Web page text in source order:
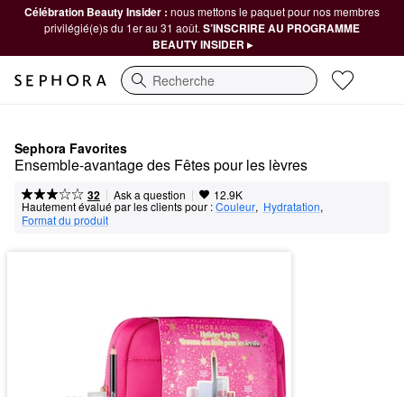
Célébration Beauty Insider : nous mettons le paquet pour nos membres
privilégié(e)s du 1er au 31 août. S’INSCRIRE AU PROGRAMME
BEAUTY INSIDER ▸
Recherche
Sephora Favorites
Ensemble-avantage des Fêtes pour les lèvres
32 | Ask a question | 12.9K
Hautement évalué par les clients pour :Couleur, Hydratation,
Format du produit